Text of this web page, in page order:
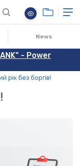
News
- Power
рік без боргів!
30.12.2022